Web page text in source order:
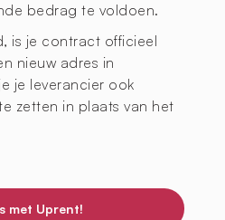
bedrag te voldoen.
is je contract officieel
nieuw adres in
je leverancier ook
zetten in plaats van het
met Uprent!